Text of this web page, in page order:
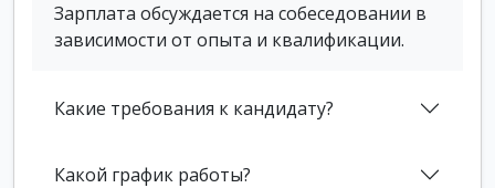
Зарплата обсуждается на собеседовании в
зависимости от опыта и квалификации.
Какие требования к кандидату?
Какой график работы?